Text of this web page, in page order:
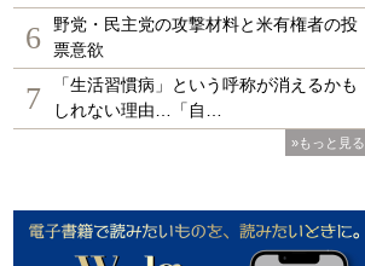
6
野党・民主党の攻撃材料と米有権者の投
票意欲
7
「生活習慣病」という呼称が消えるかも
しれない理由…「自…
»もっと見る